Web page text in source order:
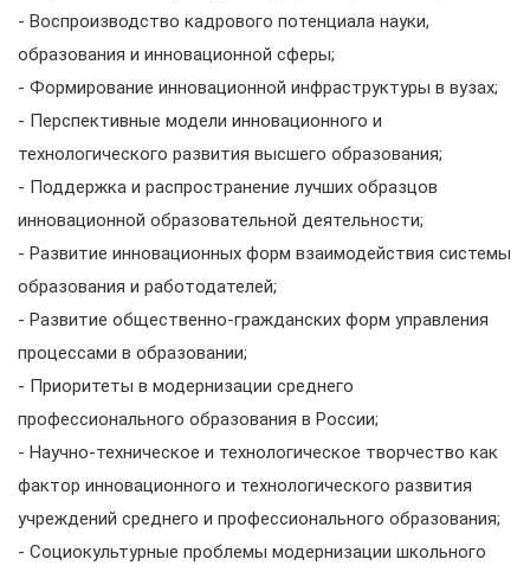
- Воспроизводство кадрового потенциала науки,
образования и инновационной сферы;
- Формирование инновационной инфраструктуры в вузах;
- Перспективные модели инновационного и
технологического развития высшего образования;
- Поддержка и распространение лучших образцов
инновационной образовательной деятельности;
- Развитие инновационных форм взаимодействия системы
образования и работодателей;
- Развитие общественно-гражданских форм управления
процессами в образовании;
- Приоритеты в модернизации среднего
профессионального образования в России;
- Научно-техническое и технологическое творчество как
фактор инновационного и технологического развития
учреждений среднего и профессионального образования;
- Социокультурные проблемы модернизации школьного